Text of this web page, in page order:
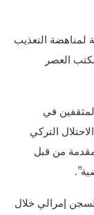
لمناهضة التعذيب
العصر
في
التركي
من قبل
لسجن إمرالي خلال